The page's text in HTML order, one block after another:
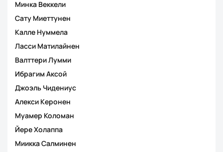
Минка Веккели
Сату Миеттунен
Калле Нуммела
Ласси Матилайнен
Валттери Лумми
Ибрагим Аксой
Джоэль Чидениус
Алекси Керонен
Муамер Коломан
Йере Холаппа
Миикка Салминен